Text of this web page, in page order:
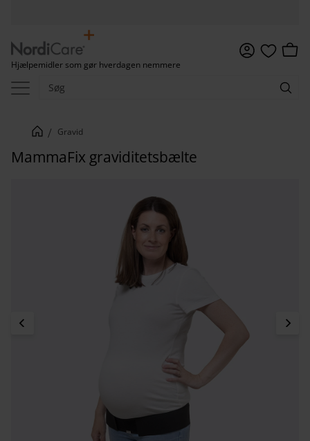
Hjælpemidler som gør hverdagen nemmere
Favoritter
Gravid
MammaFix graviditetsbælte